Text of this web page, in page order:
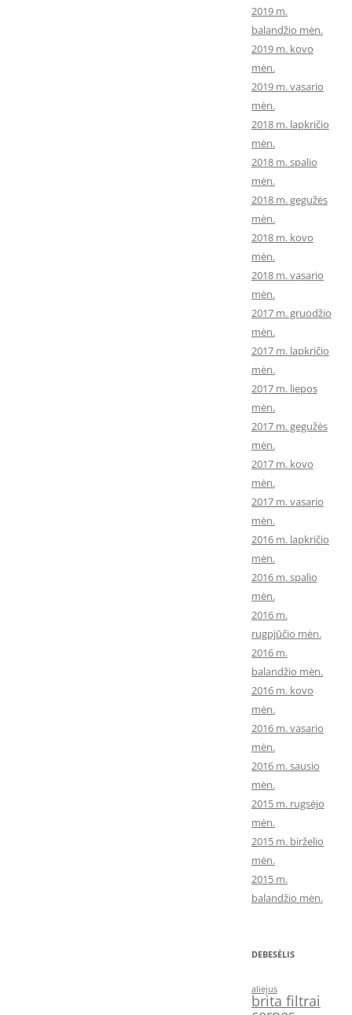
2019 m.
balandžio mėn.
2019 m. kovo
mėn.
2019 m. vasario
mėn.
2018 m. lapkričio
mėn.
2018 m. spalio
mėn.
2018 m. gegužės
mėn.
2018 m. kovo
mėn.
2018 m. vasario
mėn.
2017 m. gruodžio
mėn.
2017 m. lapkričio
mėn.
2017 m. liepos
mėn.
2017 m. gegužės
mėn.
2017 m. kovo
mėn.
2017 m. vasario
mėn.
2016 m. lapkričio
mėn.
2016 m. spalio
mėn.
2016 m.
rugpjūčio mėn.
2016 m.
balandžio mėn.
2016 m. kovo
mėn.
2016 m. vasario
mėn.
2016 m. sausio
mėn.
2015 m. rugsėjo
mėn.
2015 m. birželio
mėn.
2015 m.
balandžio mėn.
DEBESĖLIS
aliejus
brita filtrai